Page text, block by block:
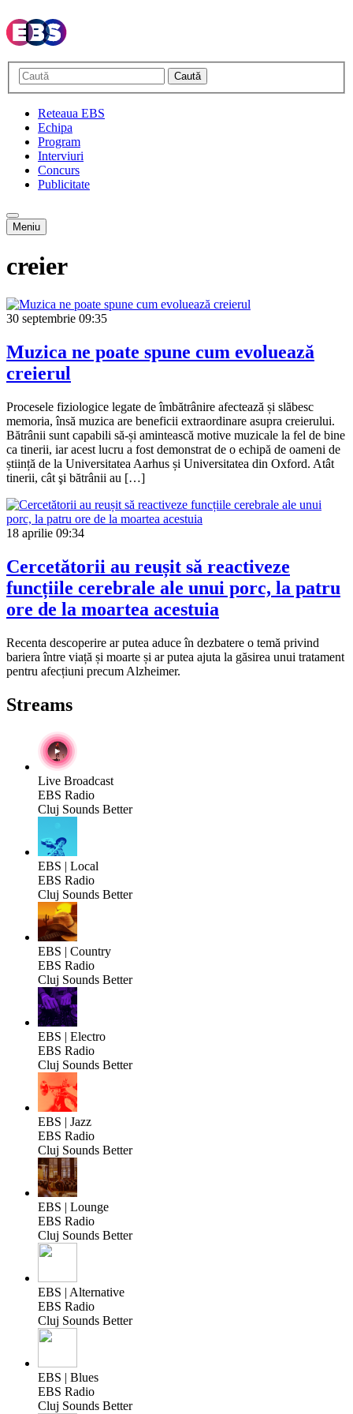
Caută
Reteaua EBS
Echipa
Program
Interviuri
Concurs
Publicitate
Meniu
creier
30 septembrie 09:35
Muzica ne poate spune cum evoluează
creierul
Procesele fiziologice legate de îmbătrânire afectează și slăbesc
memoria, însă muzica are beneficii extraordinare asupra creierului.
Bătrânii sunt capabili să-și amintească motive muzicale la fel de bine
ca tinerii, iar acest lucru a fost demonstrat de o echipă de oameni de
știință de la Universitatea Aarhus și Universitatea din Oxford. Atât
tinerii, cât şi bătrânii au […]
18 aprilie 09:34
Cercetătorii au reușit să reactiveze
funcțiile cerebrale ale unui porc, la patru
ore de la moartea acestuia
Recenta descoperire ar putea aduce în dezbatere o temă privind
bariera între viață și moarte și ar putea ajuta la găsirea unui tratament
pentru afecțiuni precum Alzheimer.
Streams
Live Broadcast
EBS Radio
Cluj Sounds Better
EBS | Local
EBS Radio
Cluj Sounds Better
EBS | Country
EBS Radio
Cluj Sounds Better
EBS | Electro
EBS Radio
Cluj Sounds Better
EBS | Jazz
EBS Radio
Cluj Sounds Better
EBS | Lounge
EBS Radio
Cluj Sounds Better
EBS | Alternative
EBS Radio
Cluj Sounds Better
EBS | Blues
EBS Radio
Cluj Sounds Better